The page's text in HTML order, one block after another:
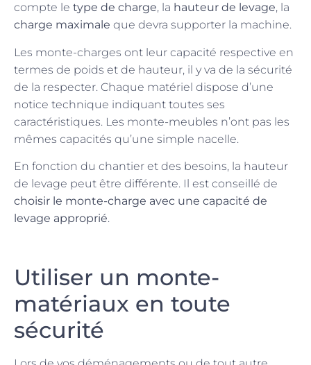
compte le type de charge, la hauteur de levage, la
charge maximale que devra supporter la machine.
Les monte-charges ont leur capacité respective en
termes de poids et de hauteur, il y va de la sécurité
de la respecter. Chaque matériel dispose d’une
notice technique indiquant toutes ses
caractéristiques. Les monte-meubles n’ont pas les
mêmes capacités qu’une simple nacelle.
En fonction du chantier et des besoins, la hauteur
de levage peut être différente. Il est conseillé de
choisir le monte-charge avec une capacité de
levage approprié.
Utiliser un monte-
matériaux en toute
sécurité